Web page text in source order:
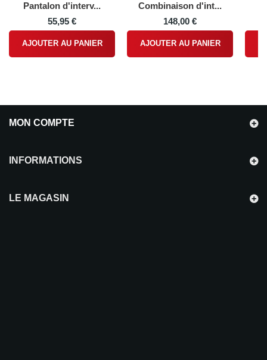
Pantalon d'interv...
55,95 €
AJOUTER AU PANIER
Combinaison d'int...
148,00 €
AJOUTER AU PANIER
MON COMPTE
INFORMATIONS
LE MAGASIN